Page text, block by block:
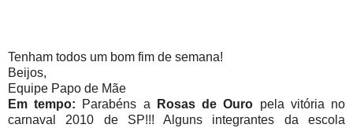
Tenham todos um bom fim de semana!
Beijos,
Equipe Papo de Mãe
Em tempo: Parabéns a Rosas de Ouro pela vitória no
carnaval 2010 de SP!!! Alguns integrantes da escola